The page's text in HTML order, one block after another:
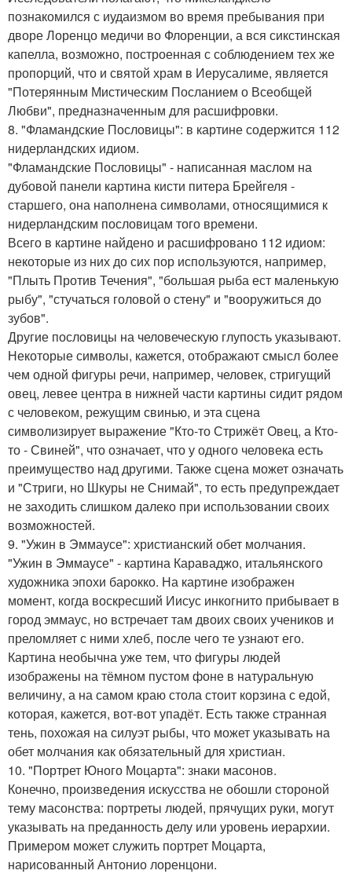
познакомился с иудаизмом во время пребывания при
дворе Лоренцо медичи во Флоренции, а вся сикстинская
капелла, возможно, построенная с соблюдением тех же
пропорций, что и святой храм в Иерусалиме, является
"Потерянным Мистическим Посланием о Всеобщей
Любви", предназначенным для расшифровки.
8. "Фламандские Пословицы": в картине содержится 112
нидерландских идиом.
"Фламандские Пословицы" - написанная маслом на
дубовой панели картина кисти питера Брейгеля -
старшего, она наполнена символами, относящимися к
нидерландским пословицам того времени.
Всего в картине найдено и расшифровано 112 идиом:
некоторые из них до сих пор используются, например,
"Плыть Против Течения", "большая рыба ест маленькую
рыбу", "стучаться головой о стену" и "вооружиться до
зубов".
Другие пословицы на человеческую глупость указывают.
Некоторые символы, кажется, отображают смысл более
чем одной фигуры речи, например, человек, стригущий
овец, левее центра в нижней части картины сидит рядом
с человеком, режущим свинью, и эта сцена
символизирует выражение "Кто-то Стрижёт Овец, а Кто-
то - Свиней", что означает, что у одного человека есть
преимущество над другими. Также сцена может означать
и "Стриги, но Шкуры не Снимай", то есть предупреждает
не заходить слишком далеко при использовании своих
возможностей.
9. "Ужин в Эммаусе": христианский обет молчания.
"Ужин в Эммаусе" - картина Караваджо, итальянского
художника эпохи барокко. На картине изображен
момент, когда воскресший Иисус инкогнито прибывает в
город эммаус, но встречает там двоих своих учеников и
преломляет с ними хлеб, после чего те узнают его.
Картина необычна уже тем, что фигуры людей
изображены на тёмном пустом фоне в натуральную
величину, а на самом краю стола стоит корзина с едой,
которая, кажется, вот-вот упадёт. Есть также странная
тень, похожая на силуэт рыбы, что может указывать на
обет молчания как обязательный для христиан.
10. "Портрет Юного Моцарта": знаки масонов.
Конечно, произведения искусства не обошли стороной
тему масонства: портреты людей, прячущих руки, могут
указывать на преданность делу или уровень иерархии.
Примером может служить портрет Моцарта,
нарисованный Антонио лоренцони.